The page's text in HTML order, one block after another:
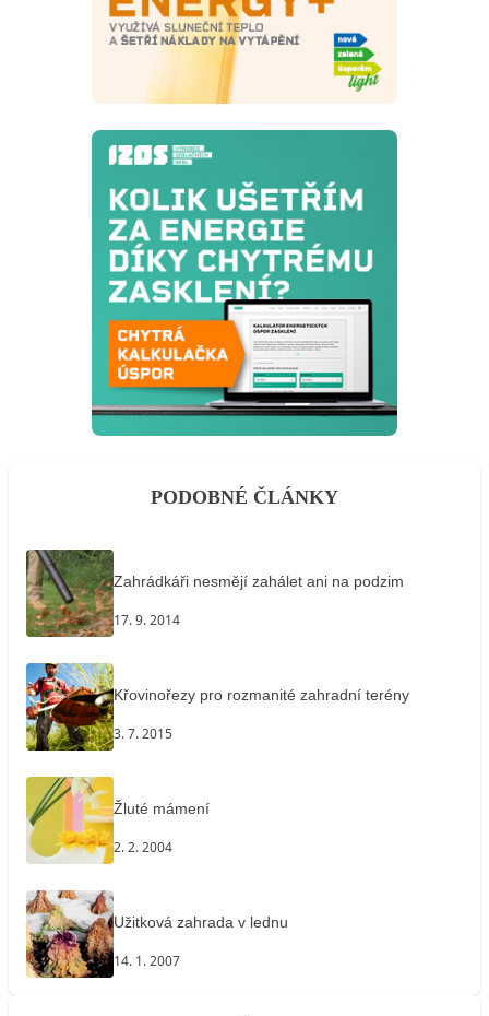
PODOBNÉ ČLÁNKY
Zahrádkáři nesmějí zahálet ani na podzim
17. 9. 2014
Křovinořezy pro rozmanité zahradní terény
3. 7. 2015
Žluté mámení
2. 2. 2004
Užitková zahrada v lednu
14. 1. 2007